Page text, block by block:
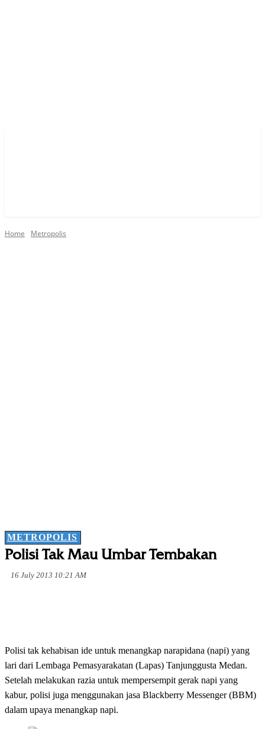
Home Metropolis
METROPOLIS
Polisi Tak Mau Umbar Tembakan
16 July 2013 10:21 AM
Polisi tak kehabisan ide untuk menangkap narapidana (napi) yang
lari dari Lembaga Pemasyarakatan (Lapas) Tanjunggusta Medan.
Setelah melakukan razia untuk mempersempit gerak napi yang
kabur, polisi juga menggunakan jasa Blackberry Messenger (BBM)
dalam upaya menangkap napi.